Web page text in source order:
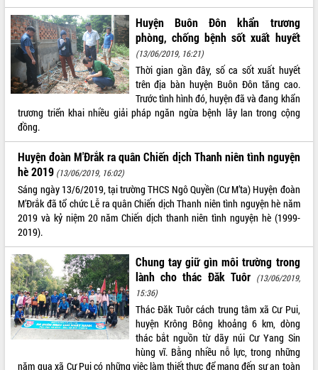
VIDEO
Không có file video nào để phát.
ALBUM ẢNH
Huyện Buôn Đôn khẩn trương
phòng, chống bệnh sốt xuất huyết
(13/06/2019, 16:21)
Thời gian gần đây, số ca sốt xuất huyết
trên địa bàn huyện Buôn Đôn tăng cao.
Trước tình hình đó, huyện đã và đang khẩn
trương triển khai nhiều giải pháp ngăn ngừa bệnh lây lan trong cộng
đồng.
Huyện đoàn M'Đrắk ra quân Chiến dịch Thanh niên tình nguyện
hè 2019 (13/06/2019, 16:02)
Sáng ngày 13/6/2019, tại trường THCS Ngô Quyền (Cư M’ta) Huyện đoàn
M’Đrắk đã tổ chức Lễ ra quân Chiến dịch Thanh niên tình nguyện hè năm
2019 và kỷ niệm 20 năm Chiến dịch thanh niên tình nguyện hè (1999-
2019).
Chung tay giữ gìn môi trường trong
lành cho thác Đăk Tuôr (13/06/2019,
15:36)
Thác Đăk Tuôr cách trung tâm xã Cư Pui,
huyện Krông Bông khoảng 6 km, dòng
thác bắt nguồn từ dãy núi Cư Yang Sin
hùng vĩ. Bằng nhiều nỗ lực, trong những
năm qua xã Cư Pui có những việc làm thiết thực để mang đến sự an toàn